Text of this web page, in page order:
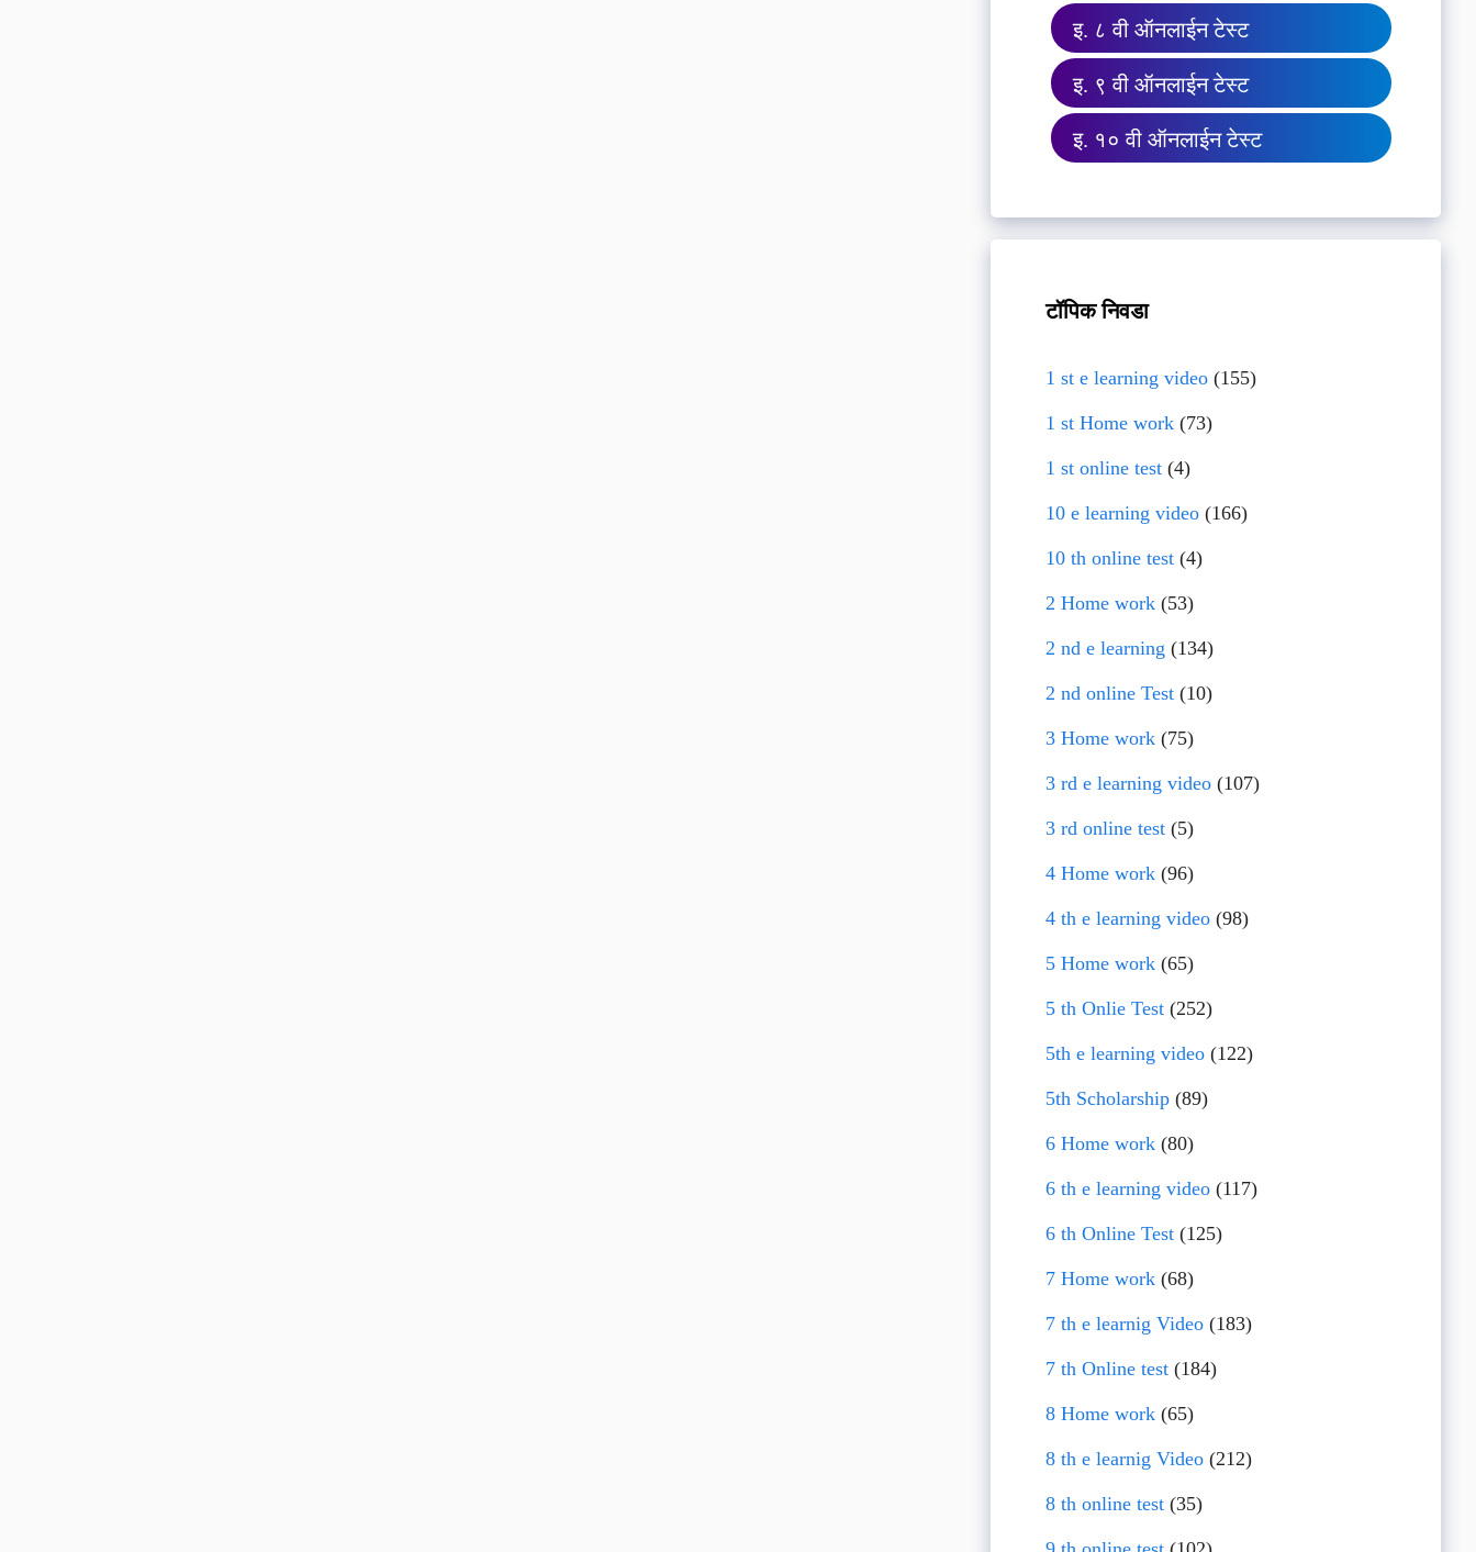
इ. ८ वी ऑनलाईन टेस्ट
इ. ९ वी ऑनलाईन टेस्ट
इ. १० वी ऑनलाईन टेस्ट
टॉपिक निवडा
1 st e learning video(155)
1 st Home work(73)
1 st online test(4)
10 e learning video(166)
10 th online test(4)
2 Home work(53)
2 nd e learning (134)
2 nd online Test(10)
3 Home work(75)
3 rd e learning video(107)
3 rd online test(5)
4 Home work(96)
4 th e learning video(98)
5 Home work(65)
5 th Onlie Test(252)
5th e learning video(122)
5th Scholarship(89)
6 Home work(80)
6 th e learning video(117)
6 th Online Test(125)
7 Home work(68)
7 th e learnig Video(183)
7 th Online test(184)
8 Home work(65)
8 th e learnig Video(212)
8 th online test(35)